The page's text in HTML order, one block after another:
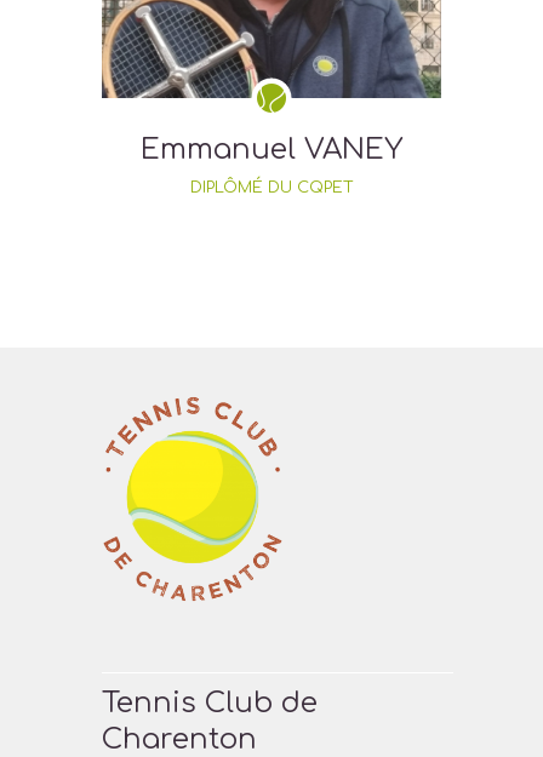
Emmanuel VANEY
DIPLÔMÉ DU CQPET
Tennis Club de
Charenton